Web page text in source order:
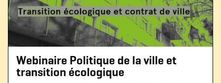
Webinaire Politique de la ville et
transition écologique